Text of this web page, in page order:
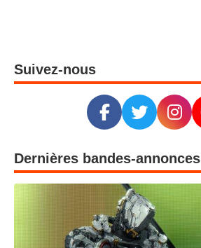
Suivez-nous
Dernières bandes-annonces